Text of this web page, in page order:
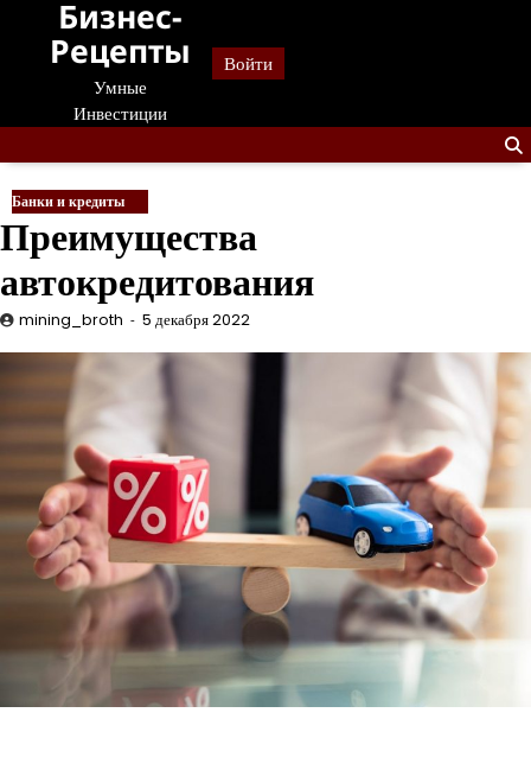
Перейти
содержанию
Бизнес-
Рецепты
Умные
Инвестиции
Войти
Банки и кредиты
Преимущества
автокредитования
mining_broth 5 декабря 2022